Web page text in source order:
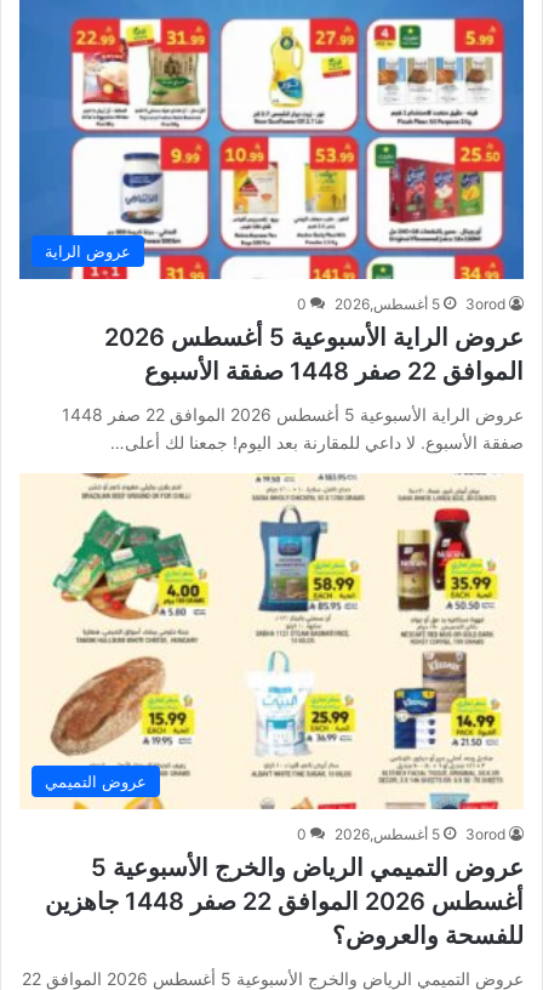
عروض الراية
3orod 5 أغسطس,2026 0
عروض الراية الأسبوعية 5 أغسطس 2026
الموافق 22 صفر 1448 صفقة الأسبوع
عروض الراية الأسبوعية 5 أغسطس 2026 الموافق 22 صفر 1448
صفقة الأسبوع. لا داعي للمقارنة بعد اليوم! جمعنا لك أعلى…
عروض التميمي
3orod 5 أغسطس,2026 0
عروض التميمي الرياض والخرج الأسبوعية 5
أغسطس 2026 الموافق 22 صفر 1448 جاهزين
للفسحة والعروض؟
عروض التميمي الرياض والخرج الأسبوعية 5 أغسطس 2026 الموافق 22